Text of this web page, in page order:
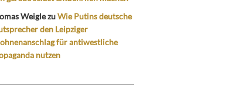
WeiglezuWie Putins deutsche
den Leipziger
für antiwestliche
nutzen